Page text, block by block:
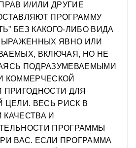
И/ИЛИ ДРУГИЕ
ПРОГРАММУ
БЕЗ КАКОГО-ЛИБО ВИДА
ЯВНО ИЛИ
ВКЛЮЧАЯ, НО НЕ
ПОДРАЗУМЕВАЕМЫМИ
КОММЕРЧЕСКОЙ
ПРИГОДНОСТИ ДЛЯ
ЦЕЛИ. ВЕСЬ РИСК В
И
ПРОГРАММЫ
ВАС. ЕСЛИ ПРОГРАММА